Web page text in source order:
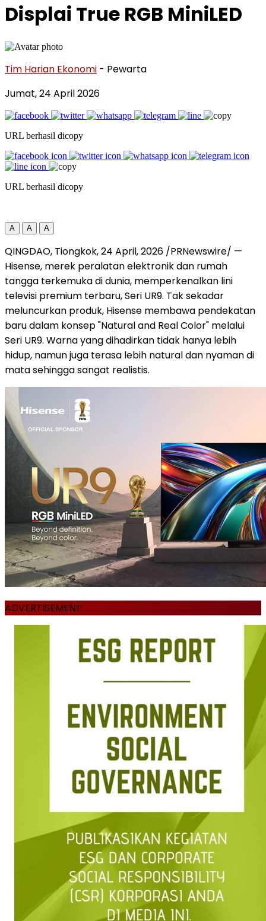
Displai True RGB MiniLED
Tim Harian Ekonomi - Pewarta
Jumat, 24 April 2026
URL berhasil dicopy
URL berhasil dicopy
A A A
QINGDAO, Tiongkok,24 April, 2026 /PRNewswire/ —
Hisense, merek peralatan elektronik dan rumah
tangga terkemuka di dunia, memperkenalkan lini
televisi premium terbaru, Seri UR9. Tak sekadar
meluncurkan produk, Hisense membawa pendekatan
baru dalam konsep "Natural and Real Color" melalui
Seri UR9. Warna yang dihadirkan tidak hanya lebih
hidup, namun juga terasa lebih natural dan nyaman di
mata sehingga sangat realistis.
ADVERTISEMENT